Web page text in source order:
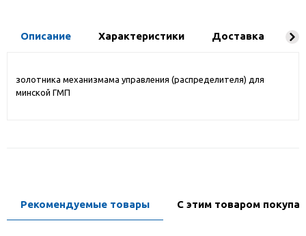
Описание Характеристики Доставка
золотника механизмама управления (распределителя) для
минской ГМП
Рекомендуемые товары С этим товаром